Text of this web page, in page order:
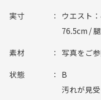
実寸
ウエスト
76.5cm /
素材 写真をご
状態
B
汚れが見